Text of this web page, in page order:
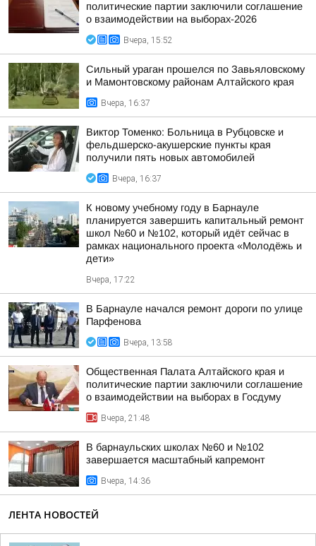
политические партии заключили соглашение
о взаимодействии на выборах-2026
Вчера, 15:52
Сильный ураган прошелся по Завьяловскому
и Мамонтовскому районам Алтайского края
Вчера, 16:37
Виктор Томенко: Больница в Рубцовске и
фельдшерско-акушерские пункты края
получили пять новых автомобилей
Вчера, 16:37
К новому учебному году в Барнауле
планируется завершить капитальный ремонт
школ №60 и №102, который идёт сейчас в
рамках национального проекта «Молодёжь и
дети»
Вчера, 17:22
В Барнауле начался ремонт дороги по улице
Парфенова
Вчера, 13:58
Общественная Палата Алтайского края и
политические партии заключили соглашение
о взаимодействии на выборах в Госдуму
Вчера, 21:48
В барнаульских школах №60 и №102
завершается масштабный капремонт
Вчера, 14:36
ЛЕНТА НОВОСТЕЙ